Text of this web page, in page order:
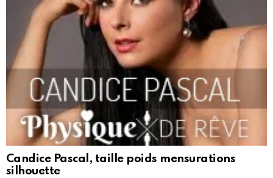
Candice Pascal, taille poids mensurations
silhouette